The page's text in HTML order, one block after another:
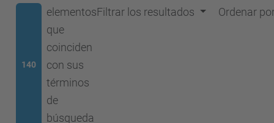
140
elementos
que
coinciden
con sus
términos
de
búsqueda
Filtrar los resultados Ordenar